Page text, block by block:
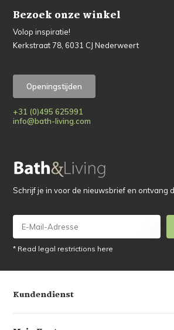
Bezoek onze winkel
Volop inspiratie!
Kerkstraat 78, 6031 CJ Nederweert
Openingstijden
+31 (0)495 625991
info@bath-living.com
Schrijf je in voor de nieuwsbrief en ontvang
* Read legal restrictions here
Kundendienst